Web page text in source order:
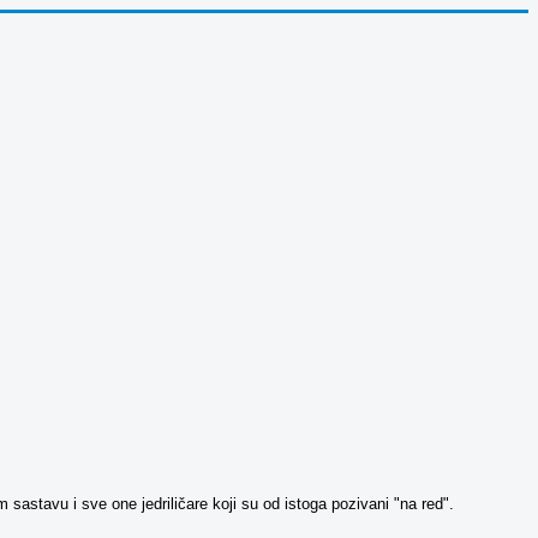
i sve one jedriličare koji su od istoga pozivani "na red".